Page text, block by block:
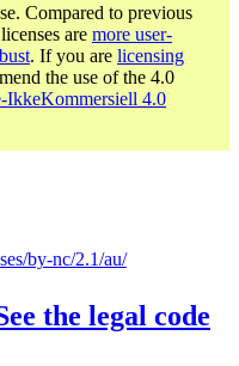
Compared to previous
are more user-
. If you are licensing
the use of the 4.0
IkkeKommersiell 4.0
by-nc/2.1/au/
the legal code